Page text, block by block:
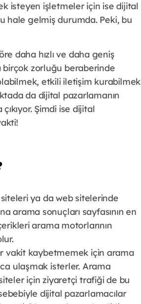
isteyen işletmeler için ise dijital
hale gelmiş durumda. Peki, bu
daha hızlı ve daha geniş
zorluğu beraberinde
etkili iletişim kurabilmek
da dijital pazarlamanın
Şimdi ise dijital
ya da web sitelerinde
arama sonuçları sayfasının en
arama motorlarının
vakit kaybetmemek için arama
ulaşmak isterler. Arama
siteler için ziyaretçi trafiği de bu
dijital pazarlamacılar